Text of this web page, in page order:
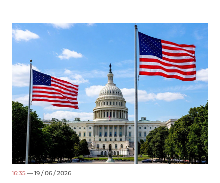
16:35 — 19 / 06 / 2026